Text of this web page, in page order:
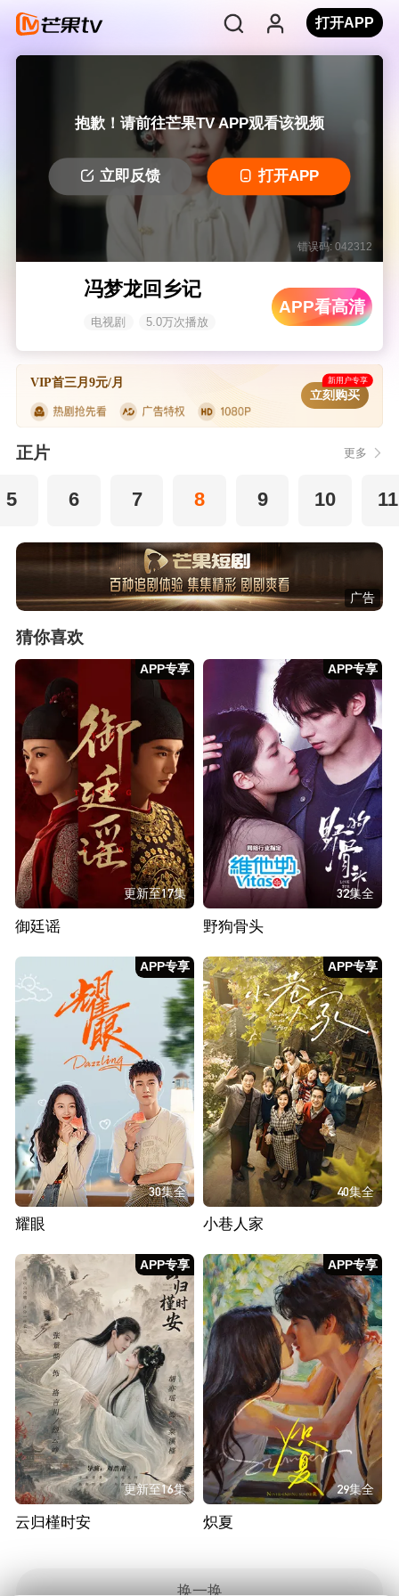
打开APP
抱歉！请前往芒果TV APP观看该视频
立即反馈 打开APP
错误码: 042312
冯梦龙回乡记
电视剧 5.0万次播放
APP看高清
VIP首三月9元/月 新用户专享
立刻购买
正片 更多
5 6 7 8 9 10 11
广告
猜你喜欢
APP专享
更新至17集
御廷谣
APP专享
32集全
野狗骨头
APP专享
30集全
耀眼
APP专享
40集全
小巷人家
APP专享
更新至16集
云归槿时安
APP专享
29集全
炽夏
换一换